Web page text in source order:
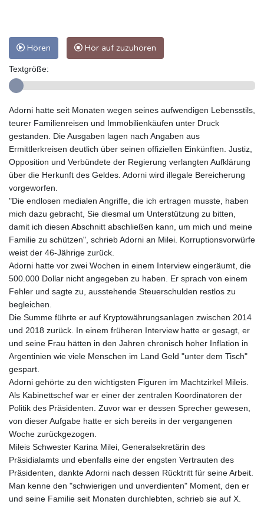
Hören Hör auf zuzuhören
Textgröße:
Adorni hatte seit Monaten wegen seines aufwendigen Lebensstils,
teurer Familienreisen und Immobilienkäufen unter Druck
gestanden. Die Ausgaben lagen nach Angaben aus
Ermittlerkreisen deutlich über seinen offiziellen Einkünften. Justiz,
Opposition und Verbündete der Regierung verlangten Aufklärung
über die Herkunft des Geldes. Adorni wird illegale Bereicherung
vorgeworfen.
"Die endlosen medialen Angriffe, die ich ertragen musste, haben
mich dazu gebracht, Sie diesmal um Unterstützung zu bitten,
damit ich diesen Abschnitt abschließen kann, um mich und meine
Familie zu schützen", schrieb Adorni an Milei. Korruptionsvorwürfe
weist der 46-Jährige zurück.
Adorni hatte vor zwei Wochen in einem Interview eingeräumt, die
500.000 Dollar nicht angegeben zu haben. Er sprach von einem
Fehler und sagte zu, ausstehende Steuerschulden restlos zu
begleichen.
Die Summe führte er auf Kryptowährungsanlagen zwischen 2014
und 2018 zurück. In einem früheren Interview hatte er gesagt, er
und seine Frau hätten in den Jahren chronisch hoher Inflation in
Argentinien wie viele Menschen im Land Geld "unter dem Tisch"
gespart.
Adorni gehörte zu den wichtigsten Figuren im Machtzirkel Mileis.
Als Kabinettschef war er einer der zentralen Koordinatoren der
Politik des Präsidenten. Zuvor war er dessen Sprecher gewesen,
von dieser Aufgabe hatte er sich bereits in der vergangenen
Woche zurückgezogen.
Mileis Schwester Karina Milei, Generalsekretärin des
Präsidialamts und ebenfalls eine der engsten Vertrauten des
Präsidenten, dankte Adorni nach dessen Rücktritt für seine Arbeit.
Man kenne den "schwierigen und unverdienten" Moment, den er
und seine Familie seit Monaten durchlebten, schrieb sie auf X.